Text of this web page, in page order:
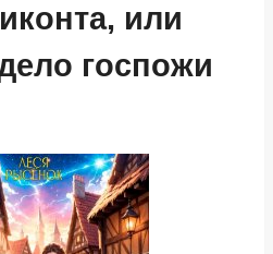
или
госпожи